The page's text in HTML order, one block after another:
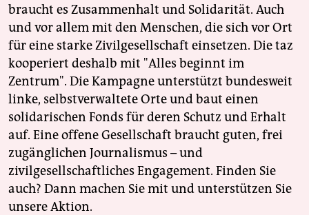
braucht es Zusammenhalt und Solidarität. Auch
und vor allem mit den Menschen, die sich vor Ort
für eine starke Zivilgesellschaft einsetzen. Die taz
kooperiert deshalb mit "Alles beginnt im
Zentrum". Die Kampagne unterstützt bundesweit
linke, selbstverwaltete Orte und baut einen
solidarischen Fonds für deren Schutz und Erhalt
auf. Eine offene Gesellschaft braucht guten, frei
zugänglichen Journalismus – und
zivilgesellschaftliches Engagement. Finden Sie
auch? Dann machen Sie mit und unterstützen Sie
unsere Aktion.